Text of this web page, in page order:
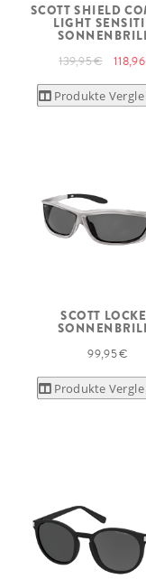
SCOTT SHIELD
LIGHT
139,95 €
Produkte
SCOTT
99,95 €
Produkte